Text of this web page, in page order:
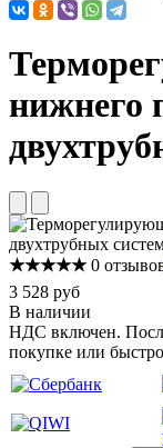
нижнего
★★★★★ 0
3 528 руб
В наличии
НДС включен.
покупке или